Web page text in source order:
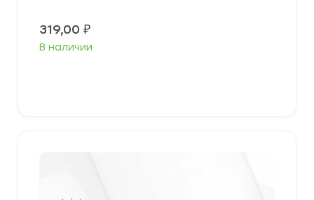
319,00 ₽
В наличии